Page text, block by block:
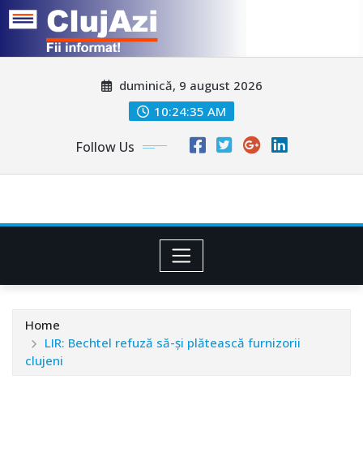
duminică, 9 august 2026
10:24:37 AM
Follow Us
Home
LIR: Bechtel refuză să-şi plătească furnizorii
clujeni